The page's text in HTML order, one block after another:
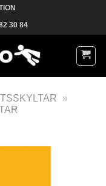
30 84
»